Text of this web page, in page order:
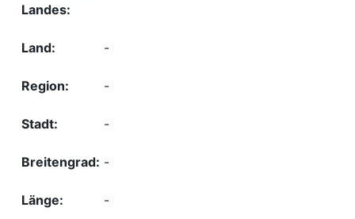
-
-
-
-
-